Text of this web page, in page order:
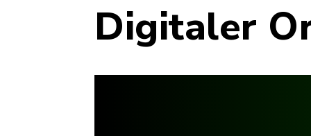
Digitaler